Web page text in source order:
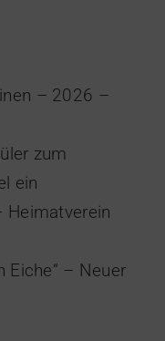
– 2026 –
zum
ein
Heimatverein
Eiche“ – Neuer